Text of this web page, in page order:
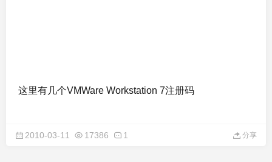
这里有几个VMWare Workstation 7注册码
2010-03-11 17386 1 分享